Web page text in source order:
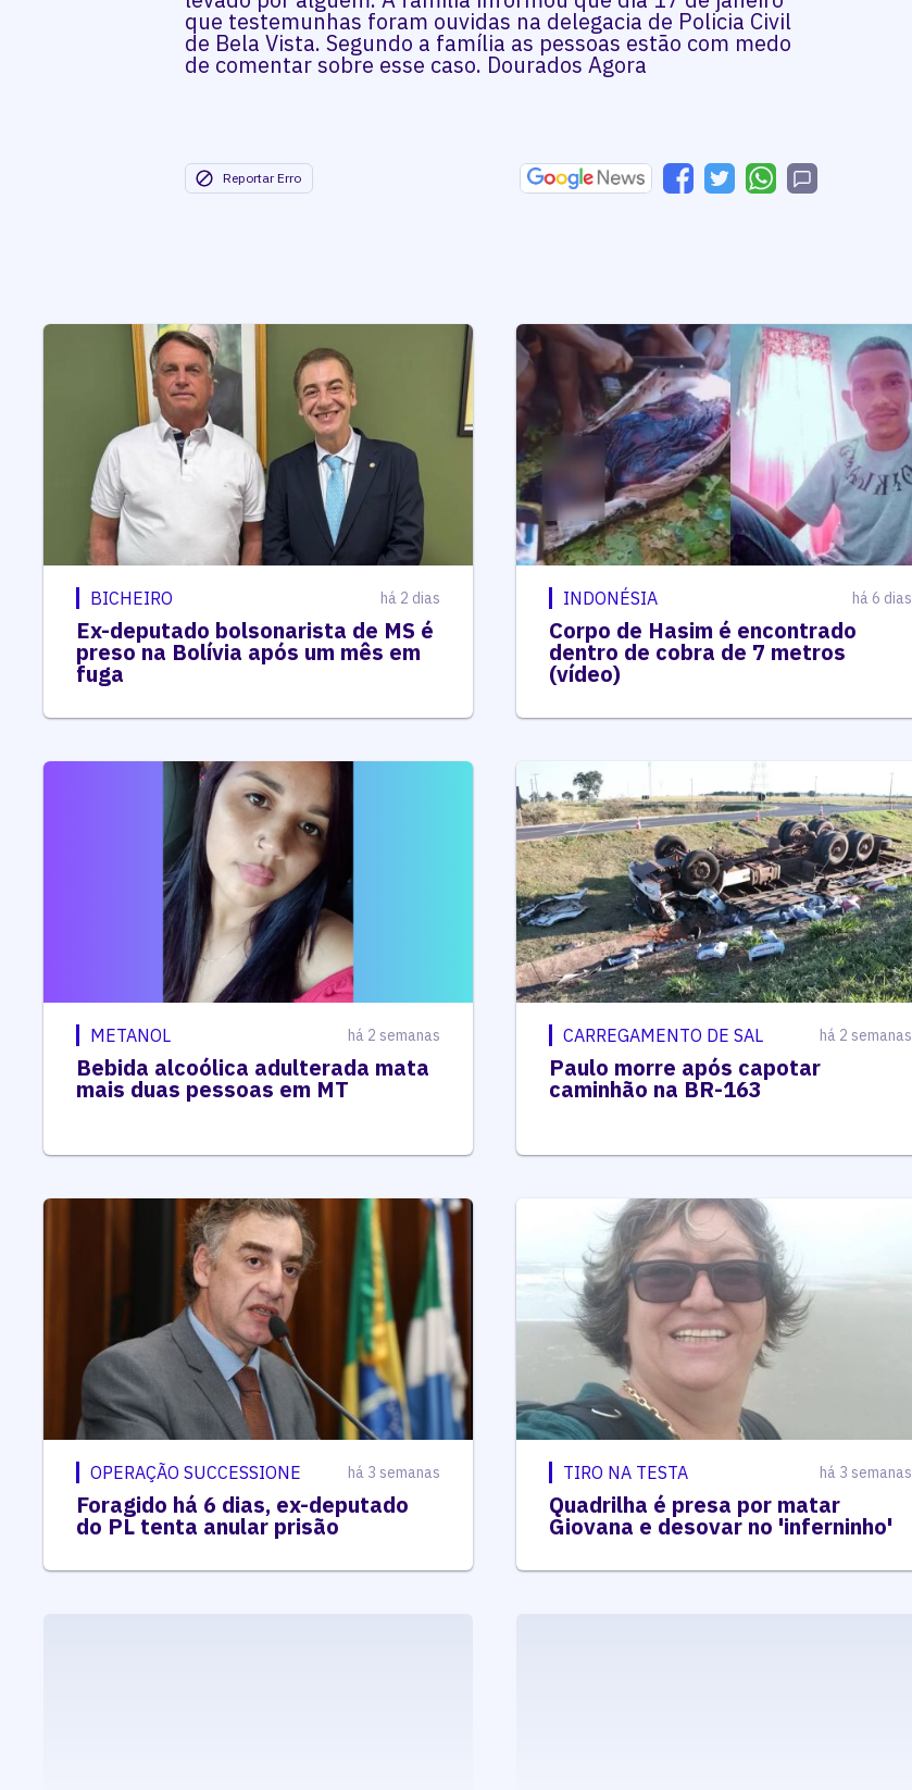
que testemunhas foram ouvidas na delegacia de Policia Civil
de Bela Vista. Segundo a família as pessoas estão com medo
de comentar sobre esse caso. Dourados Agora
Reportar Erro
BICHEIRO há 2 dias
Ex-deputado bolsonarista de MS é
preso na Bolívia após um mês em
fuga
INDONÉSIA há 6 dias
Corpo de Hasim é encontrado
dentro de cobra de 7 metros
(vídeo)
METANOL há 2 semanas
Bebida alcoólica adulterada mata
mais duas pessoas em MT
CARREGAMENTO DE SAL há 2 semanas
Paulo morre após capotar
caminhão na BR-163
OPERAÇÃO SUCCESSIONE há 3 semanas
Foragido há 6 dias, ex-deputado
do PL tenta anular prisão
TIRO NA TESTA há 3 semanas
Quadrilha é presa por matar
Giovana e desovar no 'inferninho'